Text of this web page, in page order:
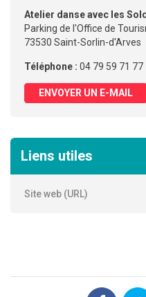
Atelier danse avec les
Parking de l'Office de
73530 Saint-Sorlin-d'Arves
Téléphone : 04 79 59 71 77
ENVOYER UN E-MAIL
Liens utiles
Site web (URL)